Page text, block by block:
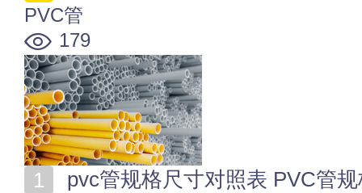
PVC管
179
pvc管规格尺寸对照表 PVC管